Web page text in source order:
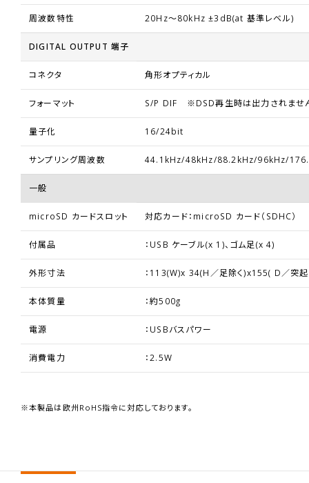
周波数特性 20Hz～80kHz ±3dB(at 基準レベル)
DIGITAL OUTPUT 端子
コネクタ 角形オプティカル
フォーマット S/P DIF ※DSD再生時は出力されませ
量子化 16/24bit
サンプリング周波数 44.1kHz/48kHz/88.2kHz/96kHz/
一般
microSD カードスロット 対応カード：microSD カード（SDHC）
付属品 ：USB ケーブル(x 1)、ゴム足(x 4)
外形寸法 ：113(W)x 34(H／足除く)x155( D／突
本体質量 ：約500g
電源 ：USBバスパワー
消費電力 ：2.5W
※本製品は欧州RoHS指令に対応しております。